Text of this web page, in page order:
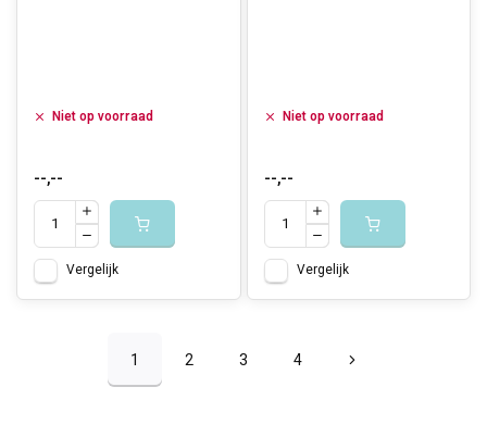
Niet op voorraad
--,--
Vergelijk
Niet op voorraad
--,--
Vergelijk
1 2 3 4